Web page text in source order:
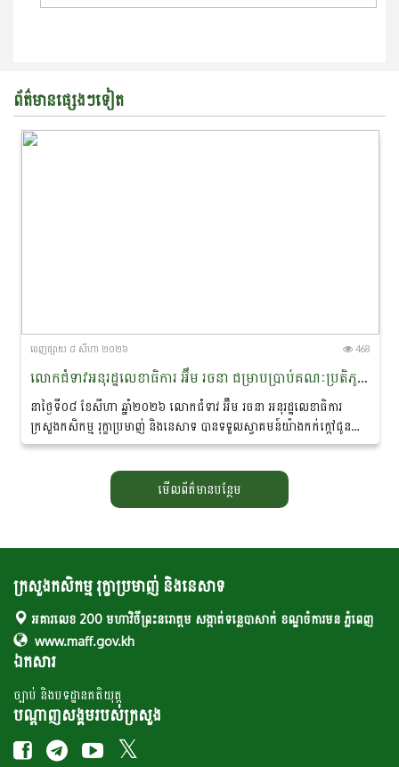
ព័ត៌មានផ្សេងៗទៀត
ចេញ​ផ្សាយ​ ៨ សីហា ២០២៦ 468
លោកជំទាវអនុរដ្ឋលេខាធិការ អ៊ឹម រចនា ជម្រាបប្រាប់គណៈប្រតិភូនាវាសន្តិភាពមេគង្គ-ឡានឆាង ថា៖ «សន្តិភាព ជាគ្រឹះដ៏សំខាន់នៃការអភិរក្សសត្វផ្សោតនៅកម្ពុជា»
នាថ្ងៃទី០៨ ខែសីហា ឆ្នាំ២០២៦ លោកជំទាវ អ៊ឹម រចនា អនុរដ្ឋលេខាធិការ
ក្រសួងកសិកម្ម រុក្ខាប្រមាញ់ និងនេសាទ បានទទួលស្វាគមន៍យ៉ាងកក់ក្តៅជូន
ចំពោះគណៈប្រតិភូ នៃ «គម្រោងនាវាសន្តិភាពមេគង្គ-ឡានឆាង...
មើលព័ត៌មានបន្ថែម
ក្រសួងកសិកម្ម រុក្ខាប្រមាញ់ និងនេសាទ
អគារលេខ 200 មហាវិថីព្រះនរោត្តម សង្កាត់ទន្លេបាសាក់ ខណ្ឌចំការមន ភ្នំពេញ
www.maff.gov.kh
ឯកសារ
ច្បាប់ និងបទដ្ឋានគតិយុត្ត
បណ្តាញសង្គមរបស់ក្រសួង